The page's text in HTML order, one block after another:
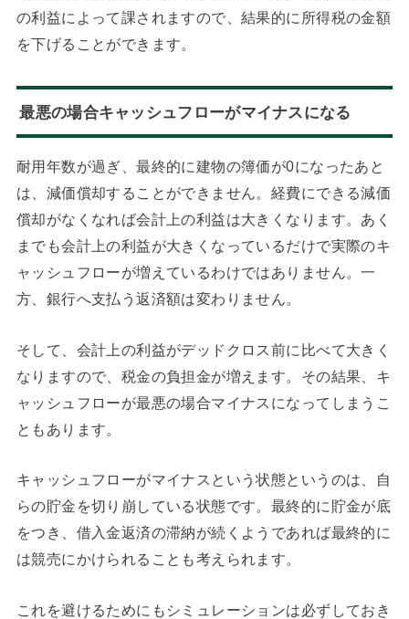
の利益によって課されますので、結果的に所得税の金額
を下げることができます。
最悪の場合キャッシュフローがマイナスになる
耐用年数が過ぎ、最終的に建物の簿価が0になったあと
は、減価償却することができません。経費にできる減価
償却がなくなれば会計上の利益は大きくなります。あく
までも会計上の利益が大きくなっているだけで実際のキ
ャッシュフローが増えているわけではありません。一
方、銀行へ支払う返済額は変わりません。
そして、会計上の利益がデッドクロス前に比べて大きく
なりますので、税金の負担金が増えます。その結果、キ
ャッシュフローが最悪の場合マイナスになってしまうこ
ともあります。
キャッシュフローがマイナスという状態というのは、自
らの貯金を切り崩している状態です。最終的に貯金が底
をつき、借入金返済の滞納が続くようであれば最終的に
は競売にかけられることも考えられます。
これを避けるためにもシミュレーションは必ずしておき